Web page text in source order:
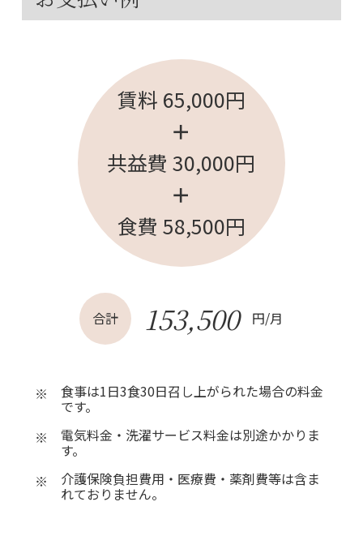
賃料 65,000円
＋
共益費 30,000円
＋
食費 58,500円
合計 153,500 円/月
※ 食事は1日3食30日召し上がられた場合の料金
です。
※
電気料金・洗濯サービス料金は別途かかりま
す。
※
介護保険負担費用・医療費・薬剤費等は含ま
れておりません。